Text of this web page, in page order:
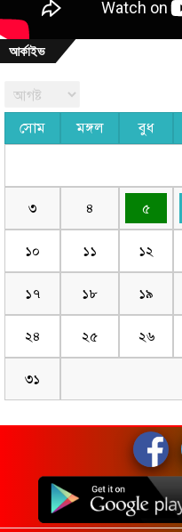
আর্কাইভ
সোম মঙ্গল বুধ
৩ ৪ ৫
১০ ১১ ১২
১৭ ১৮ ১৯
২৪ ২৫ ২৬
৩১